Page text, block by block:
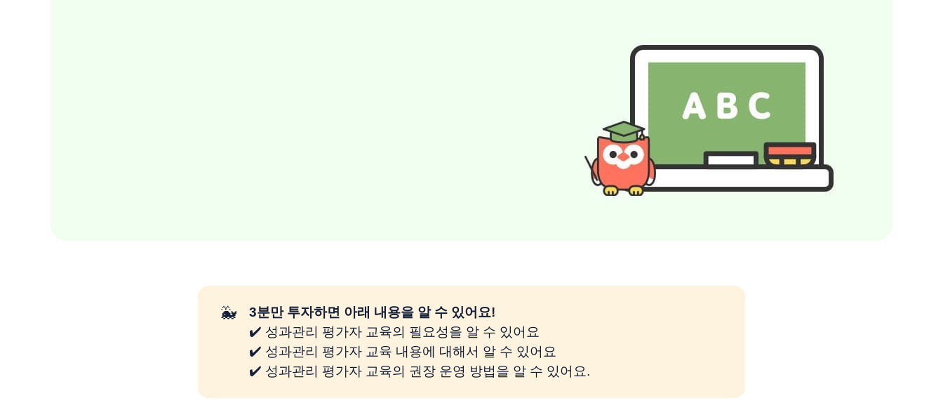
🐳
3분만 투자하면 아래 내용을 알 수 있어요!
✔️ 성과관리 평가자 교육의 필요성을 알 수 있어요
✔️ 성과관리 평가자 교육 내용에 대해서 알 수 있어요
✔️ 성과관리 평가자 교육의 권장 운영 방법을 알 수 있어요.